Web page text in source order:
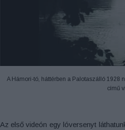
A Hámori-tó, háttérben a Palotaszálló 1928
című
Az első videón egy lóversenyt